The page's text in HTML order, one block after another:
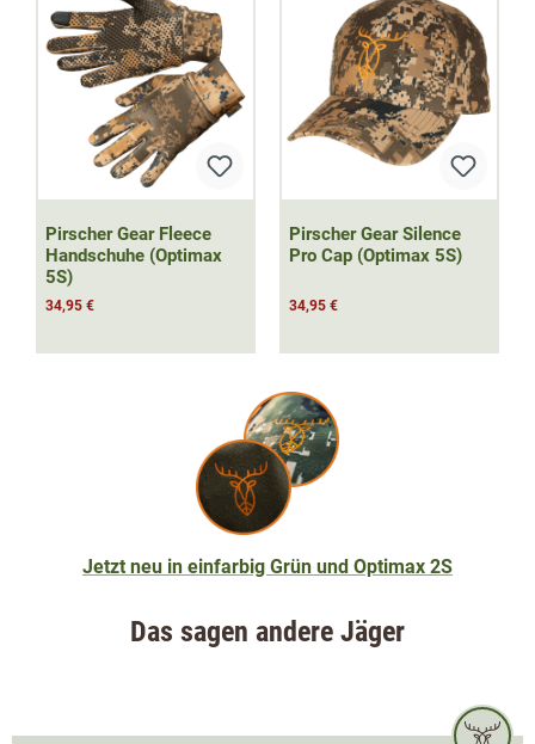
Pirscher Gear Fleece
Handschuhe (Optimax
5S)
34,95 €
Pirscher Gear Silence
Pro Cap (Optimax 5S)
34,95 €
Jetzt neu in einfarbig Grün und Optimax 2S
Das sagen andere Jäger